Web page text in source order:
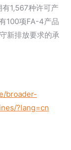
1,567种许可产
100项FA-4产品
新排放要求的承
broader-
?lang=cn